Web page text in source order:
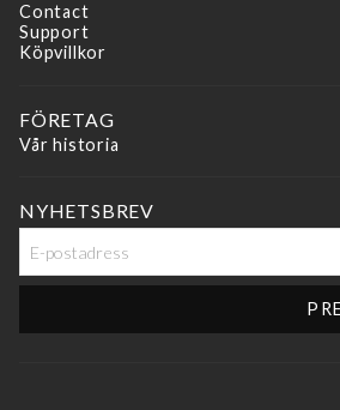
Contact
Support
Köpvillkor
FÖRETAG
Vår historia
NYHETSBREV